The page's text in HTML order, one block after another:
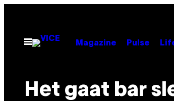
Open
menu
Magazine Pulse
Het gaat bar